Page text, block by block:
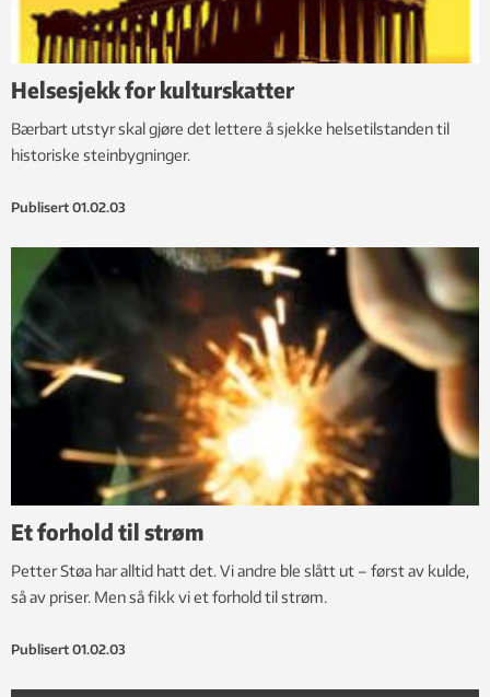
Helsesjekk for kulturskatter
Bærbart utstyr skal gjøre det lettere å sjekke helsetilstanden til
historiske steinbygninger.
Publisert 01.02.03
Et forhold til strøm
Petter Støa har alltid hatt det. Vi andre ble slått ut – først av kulde,
så av priser. Men så fikk vi et forhold til strøm.
Publisert 01.02.03